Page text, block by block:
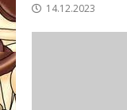
14.12.2023